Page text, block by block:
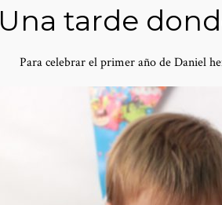
Una tarde
Para celebrar el primer año de Daniel